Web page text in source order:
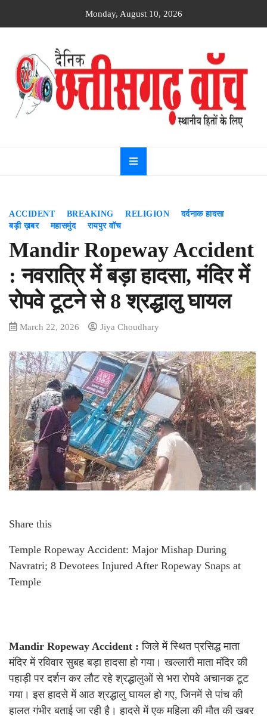
Monday, August 10, 2026
Dainik
Chhattisgarh
watch
ACCIDENT BREAKING RELIGION
दर्दनाक हादसा
बड़ी ख़बर
महासमुंद रायपुर वॉच
Mandir Ropeway Accident
: नवरात्रि में बड़ा हादसा, मंदिर में
रोपवे टूटने से 8 श्रद्धालु घायल
March 22, 2026 Jiya Choudhary
Share this
Temple Ropeway Accident: Major Mishap During
Navratri; 8 Devotees Injured After Ropeway Snaps at
Temple
Mandir Ropeway Accident : जिले में स्थित प्रसिद्ध माता
मंदिर में रविवार सुबह बड़ा हादसा हो गया। खल्लारी माता मंदिर की
पहाड़ी पर दर्शन कर लौट रहे श्रद्धालुओं से भरा रोपवे अचानक टूट
गया। इस हादसे में आठ श्रद्धालु घायल हो गए, जिनमें से पांच की
हालत गंभीर बताई जा रही है। हादसे में एक महिला की मौत की खबर